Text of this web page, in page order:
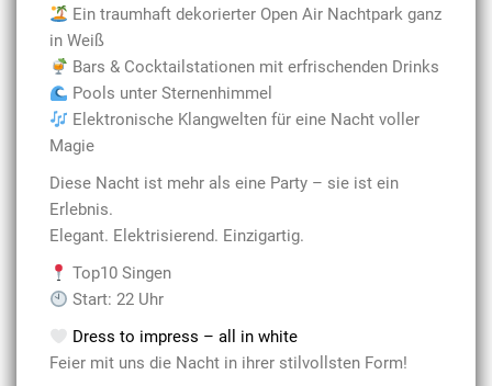
Ein traumhaft dekorierter Open Air Nachtpark ganz
in Weiß
Bars & Cocktailstationen mit erfrischenden Drinks
Pools unter Sternenhimmel
Elektronische Klangwelten für eine Nacht voller
Magie
Diese Nacht ist mehr als eine Party – sie ist ein
Erlebnis.
Elegant. Elektrisierend. Einzigartig.
Top10 Singen
Start: 22 Uhr
Dress to impress – all in white
Feier mit uns die Nacht in ihrer stilvollsten Form!